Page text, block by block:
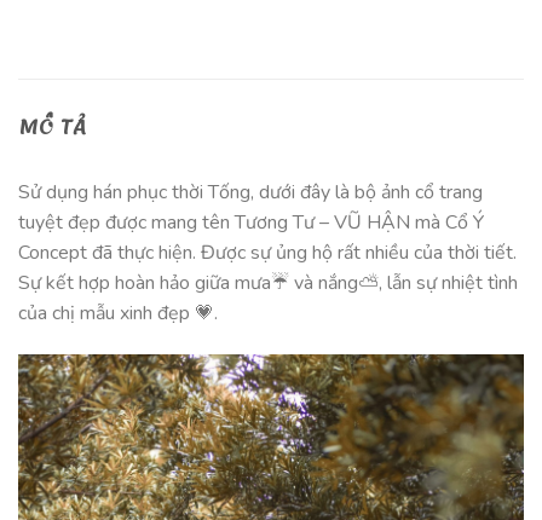
MÔ TẢ
Sử dụng hán phục thời Tống, dưới đây là bộ ảnh cổ trang
tuyệt đẹp được mang tên Tương Tư – VŨ HẬN mà Cổ Ý
Concept đã thực hiện. Được sự ủng hộ rất nhiều của thời tiết.
Sự kết hợp hoàn hảo giữa mưa☔️ và nắng⛅️, lẫn sự nhiệt tình
của chị mẫu xinh đẹp 💗.